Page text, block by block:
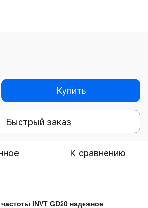
Купить
Быстрый заказ
К сравнению
INVT GD20 надежное